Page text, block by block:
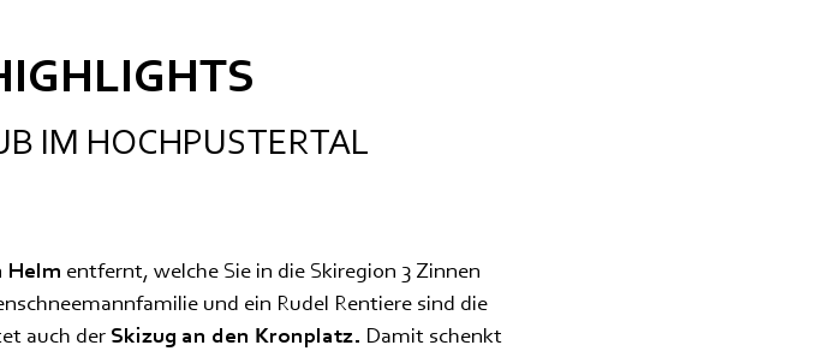
IM HOCHPUSTERTAL
Helm entfernt, welche Sie in die Skiregion 3 Zinnen
und ein Rudel Rentiere sind die
auch der Skizug an den Kronplatz. Damit schenkt